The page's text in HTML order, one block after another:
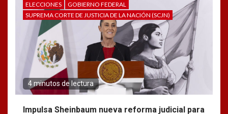
ELECCIONES
GOBIERNO FEDERAL
SUPREMA CORTE DE JUSTICIA DE LA NACIÓN (SCJN)
4 minutos de lectura
Impulsa Sheinbaum nueva reforma judicial para